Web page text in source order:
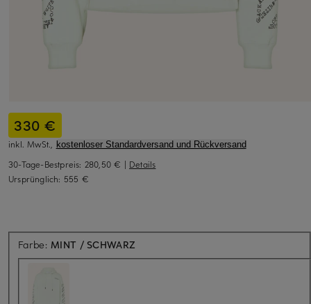
330 €
inkl. MwSt., kostenloser Standardversand und Rückversand
30-Tage-Bestpreis: 280,50 € | Details
Ursprünglich: 555 €
Farbe: MINT / SCHWARZ